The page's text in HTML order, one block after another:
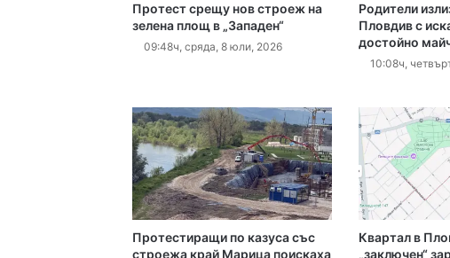
17:03ч, сряда, 5 август, 2026
Спипаха шест заведения в
16:34ч, сряда, 5 август, 2026
Асфалтират последния
16:29ч, сряда, 5 август, 2026
Протест срещу нов строеж на
зелена площ в „Западен“
09:48ч, сряда, 8 юли, 2026
Родители
Пловдив с
достойно
10:08ч,
Протестиращи по казуса със
строежа край Марица поискаха
Квартал в
„заключен“